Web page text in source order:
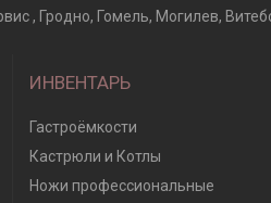
, Гродно, Гомель, Могилев,
ИНВЕНТАРЬ
Гастроёмкости
Кастрюли и Котлы
Ножи профессиональные